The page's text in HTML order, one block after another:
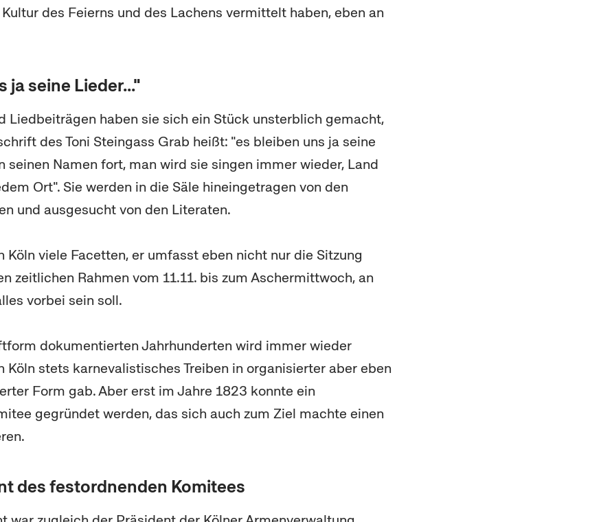
des Feierns und des Lachens vermittelt haben, eben an
ja seine Lieder..."
Liedbeiträgen haben sie sich ein Stück unsterblich gemacht,
des Toni Steingass Grab heißt: "es bleiben uns ja seine
seinen Namen fort, man wird sie singen immer wieder, Land
Ort". Sie werden in die Säle hineingetragen von den
und ausgesucht von den Literaten.
Köln viele Facetten, er umfasst eben nicht nur die Sitzung
zeitlichen Rahmen vom 11.11. bis zum Aschermittwoch, an
vorbei sein soll.
dokumentierten Jahrhunderten wird immer wieder
Köln stets karnevalistisches Treiben in organisierter aber eben
Form gab. Aber erst im Jahre 1823 konnte ein
gegründet werden, das sich auch zum Ziel machte einen
des festordnenden Komitees